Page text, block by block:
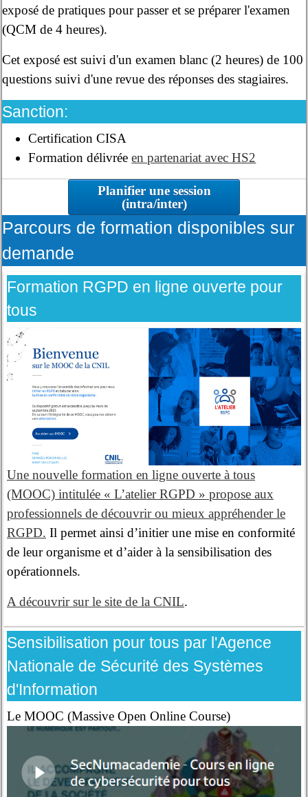
exposé de pratiques pour passer et se préparer l'examen
(QCM de 4 heures).
Cet exposé est suivi d'un examen blanc (2 heures) de 100
questions suivi d'une revue des réponses des stagiaires.
Sanction:
Certification CISA
Formation délivréeen partenariat avec HS2
Planifier une session
(intra/inter)
Parcours de formation disponibles sur
demande
Formation RGPD en ligne ouverte pour
tous
Une nouvelle formation en ligne ouverte à tous
(MOOC) intitulée « L’atelier RGPD » propose aux
professionnels de découvrir ou mieux appréhender le
RGPD. Il permet ainsi d’initier une mise en conformité
de leur organisme et d’aider à la sensibilisation des
opérationnels.
A découvrir sur le site de la CNIL.
Sensibilisation pour tous par l'Agence
Nationale de Sécurité des Systèmes
d'Information
Le MOOC (Massive Open Online Course)